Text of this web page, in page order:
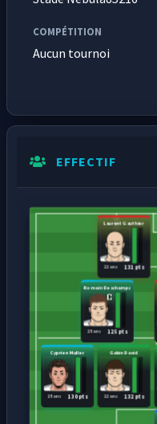
COMPÉTITION
Aucun tournoi
EFFECTIF
Cyprien Muller
130 pts
25 ans
Gabin David
132 pts
22 ans
Romain Deschamps
125 pts
25 ans
Laurent Gauthier
131 pts
22 ans